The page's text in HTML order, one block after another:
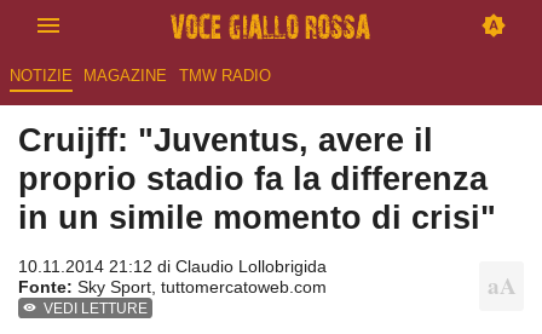
NOTIZIE MAGAZINE TMW RADIO
Cruijff: "Juventus, avere il
proprio stadio fa la differenza
in un simile momento di crisi"
10.11.2014 21:12 di Claudio Lollobrigida
Fonte: Sky Sport, tuttomercatoweb.com
VEDI LETTURE